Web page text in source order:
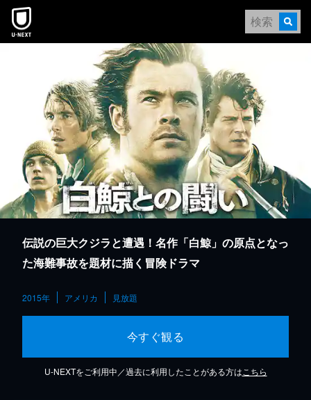
本文へスキップ
伝説の巨大クジラと遭遇！名作「白鯨」の原点となっ
た海難事故を題材に描く冒険ドラマ
2015年 アメリカ 見放題
今すぐ観る
U-NEXTをご利用中／過去に利用したことがある方は こちら